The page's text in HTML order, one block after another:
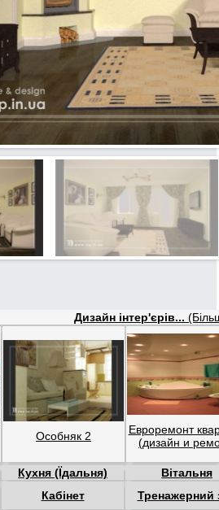
Дизайн інтер'єрів...
Особняк 2
Евроремонт
(дизайн и
Кухня (Їдальня)
Вітальня
Кабінет
Тренажерний